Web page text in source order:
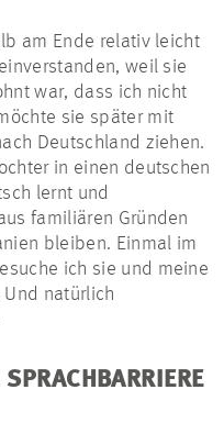
am Ende relativ leicht
weil sie
war, dass ich nicht
sie später mit
Deutschland ziehen.
in einen deutschen
lernt und
familiären Gründen
bleiben. Einmal im
ich sie und meine
Und natürlich